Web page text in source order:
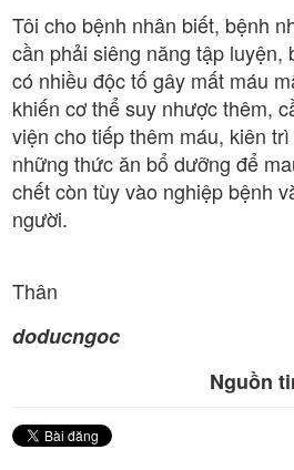
Tôi cho bệnh nhân biết, bệnh
cần phải siêng năng tập luyện,
có nhiều độc tố gây mất máu
khiến cơ thể suy nhược thêm,
viện cho tiếp thêm máu, kiên
những thức ăn bổ dưỡng để
chết còn tùy vào nghiệp bệnh
người.
Thân
doducngoc
Nguồn